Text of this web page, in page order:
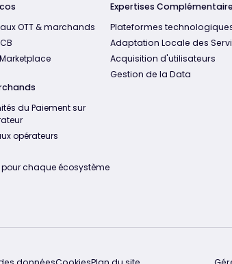
OTT & marchands
du Paiement sur
opérateurs
pour chaque écosystème
Expertises
Plateformes
Adaptation Locale des
Acquisition d'utilisateurs
Gestion de la Data